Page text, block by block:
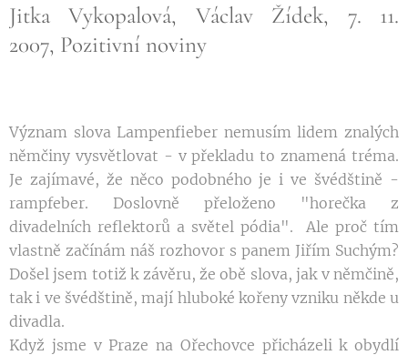
Jitka Vykopalová, Václav Žídek, 7. 11.
2007, Pozitivní noviny
Význam slova Lampenfieber nemusím lidem znalých
němčiny vysvětlovat - v překladu to znamená tréma.
Je zajímavé, že něco podobného je i ve švédštině -
rampfeber. Doslovně přeloženo "horečka z
divadelních reflektorů a světel pódia". Ale proč tím
vlastně začínám náš rozhovor s panem Jiřím Suchým?
Došel jsem totiž k závěru, že obě slova, jak v němčině,
tak i ve švédštině, mají hluboké kořeny vzniku někde u
divadla.
Když jsme v Praze na Ořechovce přicházeli k obydlí